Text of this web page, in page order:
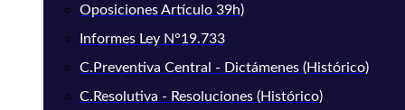
Oposiciones Artículo 39h)
Informes Ley N°19.733
C.Preventiva Central - Dictámenes (Histórico)
C.Resolutiva - Resoluciones (Histórico)